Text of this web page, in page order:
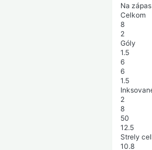
Na zápas
Celkom
8
2
Góly
1.5
6
6
1.5
2
8
50
12.5
Strely
10.8